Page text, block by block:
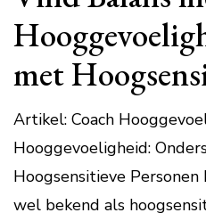
met
Artikel: Coach
Hooggevoeligheid:
Hoogsensitieve
wel bekend als